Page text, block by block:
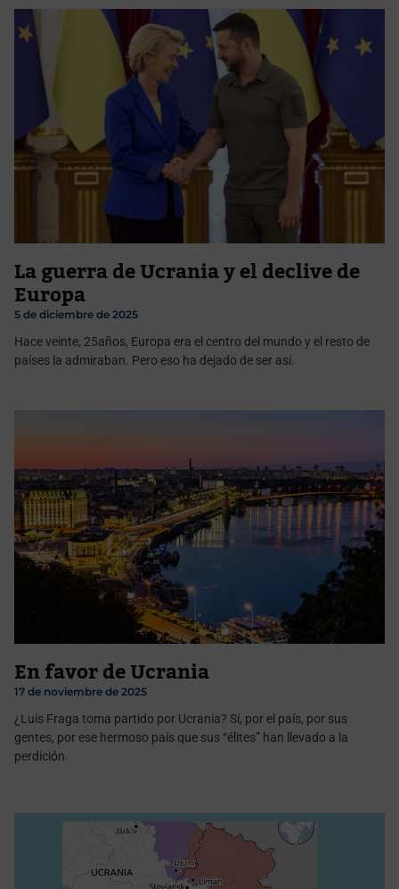
La guerra de Ucrania y el declive de
Europa
5 de diciembre de 2025
Hace veinte, 25años, Europa era el centro del mundo y el resto de
países la admiraban. Pero eso ha dejado de ser así.
En favor de Ucrania
17 de noviembre de 2025
¿Luis Fraga toma partido por Ucrania? Sí, por el país, por sus
gentes, por ese hermoso país que sus “élites” han llevado a la
perdición.